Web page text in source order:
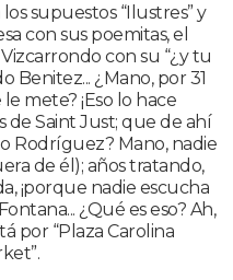
supuestos “Ilustres” y
con sus poemitas, el
con su “¿y tu
Benitez... ¿Mano, por 31
mete? ¡Eso lo hace
de Saint Just; que de ahí
Rodríguez? Mano, nadie
de él); años tratando,
¡porque nadie escucha
¿Qué es eso? Ah,
por “Plaza Carolina